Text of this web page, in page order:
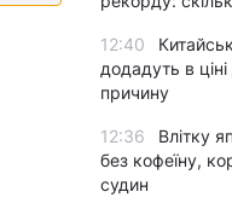
12:40
додадуть в
причину
12:36
Влітку
без кофеїну,
судин